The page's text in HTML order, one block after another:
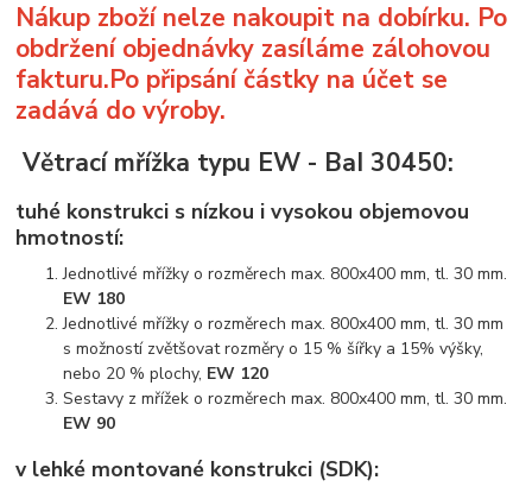
Nákup zboží nelze nakoupit na dobírku. Po
obdržení objednávky zasíláme zálohovou
fakturu.Po připsání částky na účet se
zadává do výroby.
Větrací mřížka typu EW - BaI 30450:
tuhé konstrukci s nízkou i vysokou objemovou
hmotností:
Jednotlivé mřížky o rozměrech max. 800x400 mm, tl. 30 mm.
EW 180
Jednotlivé mřížky o rozměrech max. 800x400 mm, tl. 30 mm
s možností zvětšovat rozměry o 15 % šířky a 15% výšky,
nebo 20 % plochy, EW 120
Sestavy z mřížek o rozměrech max. 800x400 mm, tl. 30 mm.
EW 90
v lehké montované konstrukci (SDK):